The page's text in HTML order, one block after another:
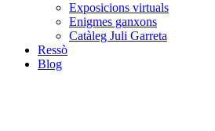
Exposicions virtuals
Enigmes ganxons
Catàleg Juli Garreta
Ressò
Blog